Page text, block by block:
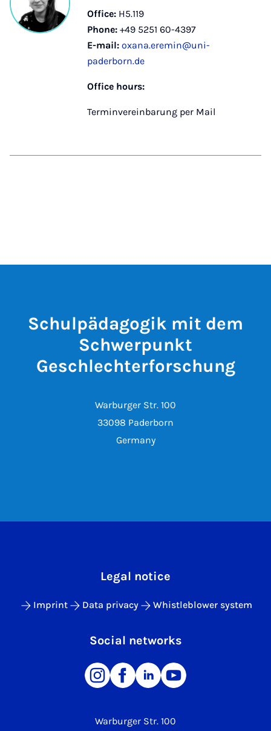
Office: H5.119
Phone: +49 5251 60-4397
E-mail: oxana.eremin@uni-
paderborn.de
Office hours:
Terminvereinbarung per Mail
Schulpädagogik mit dem
Schwerpunkt
Geschlechterforschung
Warburger Str. 100
33098 Paderborn
Germany
Warburger Str. 100
Legal notice
Imprint Data privacy Whistleblower system
Social networks